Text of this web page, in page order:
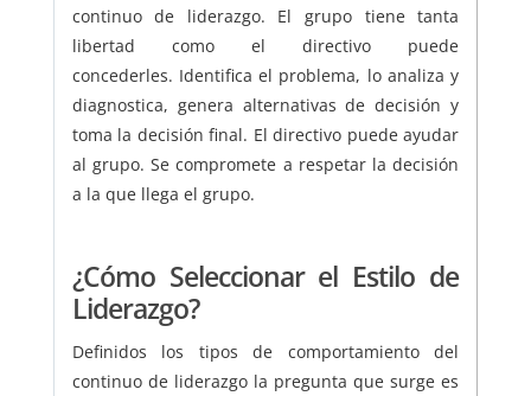
continuo de liderazgo. El grupo tiene tanta
libertad como el directivo puede
concederles. Identifica el problema, lo analiza y
diagnostica, genera alternativas de decisión y
toma la decisión final. El directivo puede ayudar
al grupo. Se compromete a respetar la decisión
a la que llega el grupo.
¿Cómo Seleccionar el Estilo de
Liderazgo?
Definidos los tipos de comportamiento del
continuo de liderazgo la pregunta que surge es